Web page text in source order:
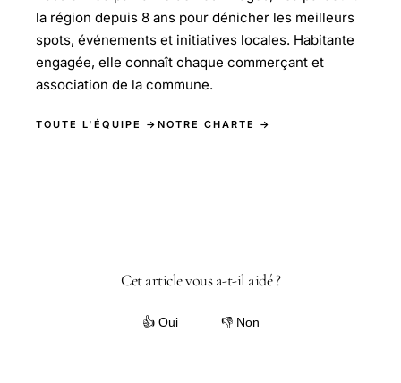
la région depuis 8 ans pour dénicher les meilleurs
spots, événements et initiatives locales. Habitante
engagée, elle connaît chaque commerçant et
association de la commune.
TOUTE L'ÉQUIPE → NOTRE CHARTE →
Cet article vous a-t-il aidé ?
👍 Oui 👎 Non